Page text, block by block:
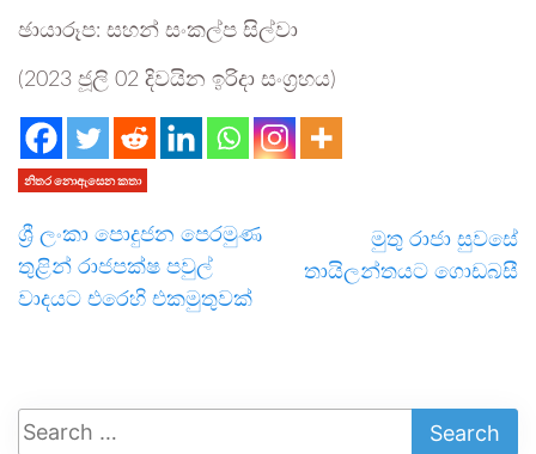
ඡායාරූප: සහන් සංකල්ප සිල්වා
(2023 ජූලි 02 දිවයින ඉරිදා සංග්‍රහය)
නිතර නොඇසෙන කතා
ශ්‍රී ලංකා පොදුජන පෙරමුණ
තුළින් රාජපක්ෂ පවුල්
වාදයට එරෙහි එකමුතුවක්
මුතු රාජා සුවසේ
තායිලන්තයට ගොඩබසී